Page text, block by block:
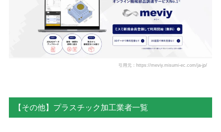
引用元：https://meviy.misumi-ec.com/ja-jp/
【その他】プラスチック加工業者一覧